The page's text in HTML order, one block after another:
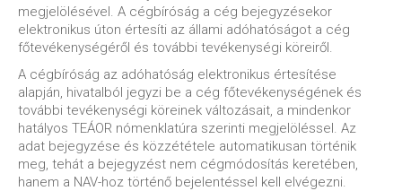
megjelölésével. A cégbíróság a cég bejegyzésekor
elektronikus úton értesíti az állami adóhatóságot a cég
főtevékenységéről és további tevékenységi köreiről.
A cégbíróság az adóhatóság elektronikus értesítése
alapján, hivatalból jegyzi be a cég főtevékenységének és
további tevékenységi köreinek változásait, a mindenkor
hatályos TEÁOR nómenklatúra szerinti megjelöléssel. Az
adat bejegyzése és közzététele automatikusan történik
meg, tehát a bejegyzést nem cégmódosítás keretében,
hanem a NAV-hoz történő bejelentéssel kell elvégezni.